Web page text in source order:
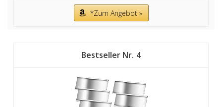
*Zum Angebot »
4